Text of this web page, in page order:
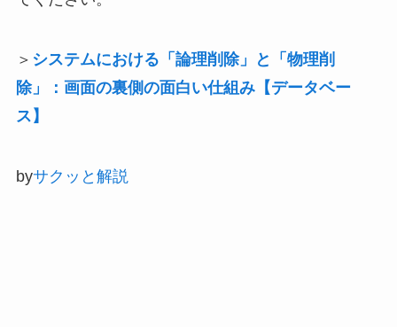
＞ システムにおける「論理削除」と「物理削
除」：画面の裏側の面白い仕組み【データベー
ス】
byサクッと解説